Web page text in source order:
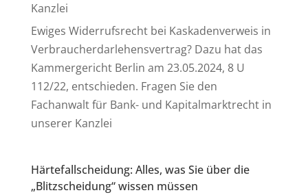
Kanzlei
Ewiges Widerrufsrecht bei Kaskadenverweis in
Verbraucherdarlehensvertrag? Dazu hat das
Kammergericht Berlin am 23.05.2024, 8 U
112/22, entschieden. Fragen Sie den
Fachanwalt für Bank- und Kapitalmarktrecht in
unserer Kanzlei
Härtefallscheidung: Alles, was Sie über die
„Blitzscheidung“ wissen müssen